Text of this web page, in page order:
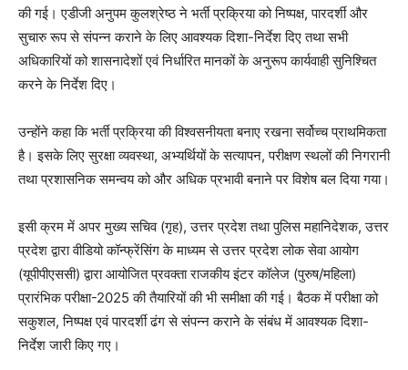
की गई। एडीजी अनुपम कुलश्रेष्ठ ने भर्ती प्रक्रिया को निष्पक्ष, पारदर्शी और
सुचारु रूप से संपन्न कराने के लिए आवश्यक दिशा-निर्देश दिए तथा सभी
अधिकारियों को शासनादेशों एवं निर्धारित मानकों के अनुरूप कार्यवाही सुनिश्चित
करने के निर्देश दिए।
उन्होंने कहा कि भर्ती प्रक्रिया की विश्वसनीयता बनाए रखना सर्वोच्च प्राथमिकता
है। इसके लिए सुरक्षा व्यवस्था, अभ्यर्थियों के सत्यापन, परीक्षण स्थलों की निगरानी
तथा प्रशासनिक समन्वय को और अधिक प्रभावी बनाने पर विशेष बल दिया गया।
इसी क्रम में अपर मुख्य सचिव (गृह), उत्तर प्रदेश तथा पुलिस महानिदेशक, उत्तर
प्रदेश द्वारा वीडियो कॉन्फ्रेंसिंग के माध्यम से उत्तर प्रदेश लोक सेवा आयोग
(यूपीपीएससी) द्वारा आयोजित प्रवक्ता राजकीय इंटर कॉलेज (पुरुष/महिला)
प्रारंभिक परीक्षा-2025 की तैयारियों की भी समीक्षा की गई। बैठक में परीक्षा को
सकुशल, निष्पक्ष एवं पारदर्शी ढंग से संपन्न कराने के संबंध में आवश्यक दिशा-
निर्देश जारी किए गए।